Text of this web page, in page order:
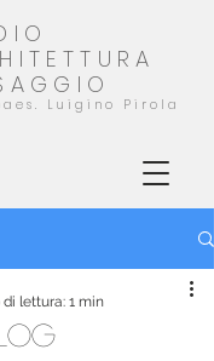
Luigino Pirola
di lettura: 1 min